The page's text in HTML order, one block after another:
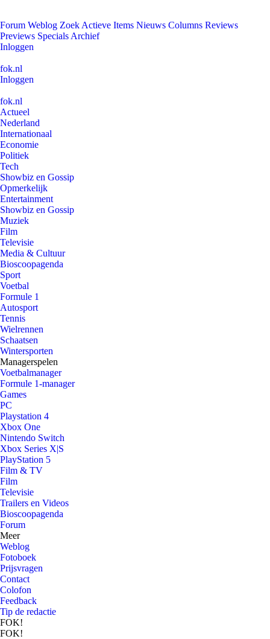
Forum Weblog Zoek Actieve Items Nieuws Columns Reviews
Previews Specials Archief
Inloggen
fok.nl
Inloggen
fok.nl
Actueel
Nederland
Internationaal
Economie
Politiek
Tech
Showbiz en Gossip
Opmerkelijk
Entertainment
Showbiz en Gossip
Muziek
Film
Televisie
Media & Cultuur
Bioscoopagenda
Sport
Voetbal
Formule 1
Autosport
Tennis
Wielrennen
Schaatsen
Wintersporten
Managerspelen
Voetbalmanager
Formule 1-manager
Games
PC
Playstation 4
Xbox One
Nintendo Switch
Xbox Series X|S
PlayStation 5
Film & TV
Film
Televisie
Trailers en Videos
Bioscoopagenda
Forum
Meer
Weblog
Fotoboek
Prijsvragen
Contact
Colofon
Feedback
Tip de redactie
FOK!
FOK!